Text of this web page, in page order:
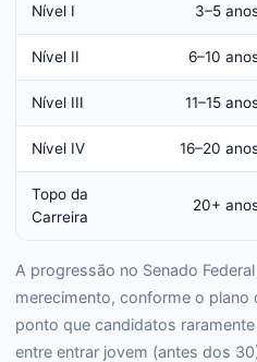
Nível I 3–5
Nível II 6–10
Nível III 11–15
Nível IV 16–20
Topo da
Carreira
20+
A progressão no Senado
merecimento, conforme o plano
ponto que candidatos
entre entrar jovem (antes dos